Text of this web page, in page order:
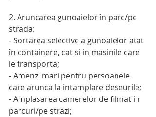
2. Aruncarea gunoaielor în parc/pe
strada:
- Sortarea selective a gunoaielor atat
în containere, cat si in masinile care
le transporta;
- Amenzi mari pentru persoanele
care arunca la intamplare deseurile;
- Amplasarea camerelor de filmat in
parcuri/pe strazi;